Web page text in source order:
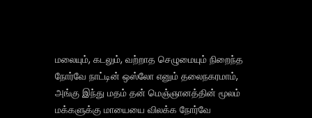
மலையும், கடலும், வற்றாத செழுமையும் நிறைந்த
நோர்வே நாட்டின் ஒஸ்லோ எனும் தலைநகரமாம்,
அங்கு இந்து மதம் தன் மெஞ்ஞானத்தின் மூலம்
மக்களுக்கு மாயையை விலக்க நோர்வே